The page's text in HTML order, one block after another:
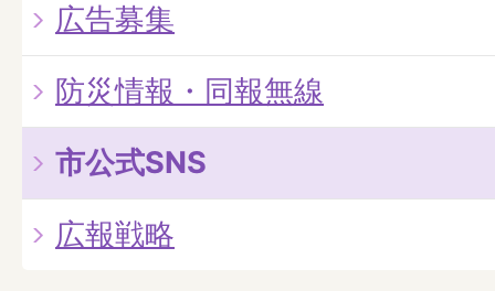
広告募集
防災情報・同報無線
市公式SNS
広報戦略